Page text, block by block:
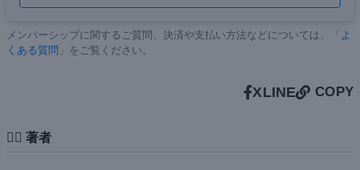
メンバーシップに関するご質問、決済や支払い方法などについては、「 よ
くある質問 」をご覧ください。
XLINE COPY
✍🏻 著者